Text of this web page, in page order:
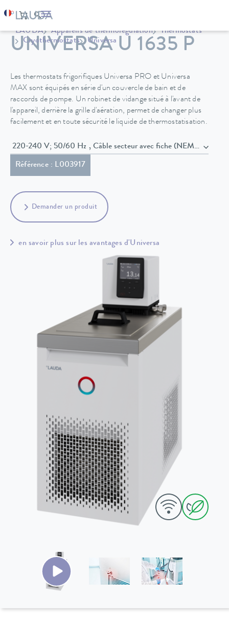
LAUDA Appareils de thermorégulation
Thermostats
Cryothermostats
Universa
UNIVERSA U 1635 P
Les thermostats frigorifiques Universa PRO et Universa
MAX sont équipés en série d'un couvercle de bain et de
raccords de pompe. Un robinet de vidange situé à l'avant de
l'appareil, derrière la grille d'aération, permet de changer plus
facilement et en toute sécurité le liquide de thermostatisation.
220-240 V; 50/60 Hz , Câble secteur avec fiche (NEMA 6-20P)
Référence : L003917
Demander un produit
en savoir plus sur les avantages d'Universa